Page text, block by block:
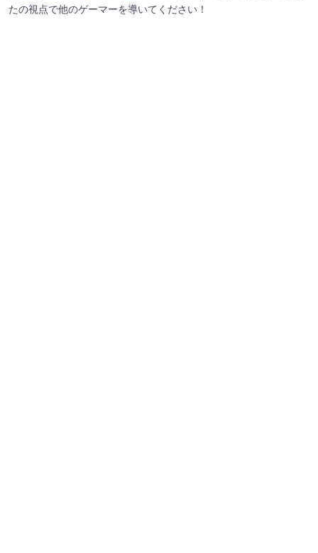
たの視点で他のゲーマーを導いてください！